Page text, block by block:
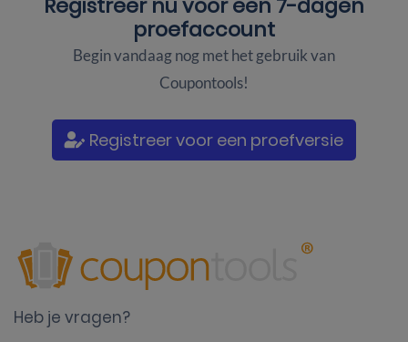
Registreer nu voor een 7-dagen
proefaccount
Begin vandaag nog met het gebruik van
Coupontools!
Registreer voor een proefversie
Heb je vragen?